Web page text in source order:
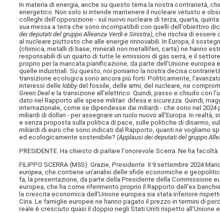
In materia di energia, anche su questo tema la nostra contrarietà,
energetico. Non solo si intende mantenere il nucleare vetusto e
colleghi dell'opposizione - sul nuovo nucleare di terza, quarta,
sua messa a terra che sono incompatibili con quelli dell'obiettivo
dei deputati del gruppo Alleanza Verdi e Sinistra) , che rischia di
al nucleare piuttosto che alle energie rinnovabili. In Europa, il
(chimica, metalli di base, minerali non metalliferi, carta) ne hanno
responsabili di un quarto di tutte le emissioni di gas serra, e il
proprio per la mancata pianificazione, da parte dell'Unione
quelle industriali. Su questo, noi poniamo la nostra decisa
transizione ecologica sono ancora più forti. Politicamente,
interessi dellelobbydel fossile, delle armi, del nucleare, ne
Green Deal e la transizione all'elettrico. Quindi, passo e chiudo con
dato nel Rapporto alle spese militari: difesa e sicurezza. Quindi,
internazionale, come se dipendesse dai miliardi - che sono nel
miliardi di dollari - per assegnare un ruolo nuovo all'Europa. In
e senza proposta sulla politica di pace, sulle politiche di disarmo,
miliardi di euro che sono indicati dal Rapporto, quanti ne vogliamo
ed ecologicamente sostenibile?(Applausi dei deputati del gruppo
PRESIDENTE. Ha chiesto di parlare l'onorevole Scerra. Ne ha facoltà.
FILIPPO SCERRA (M5S). Grazie, Presidente. Il 9 settembre 2024
europea , che contiene un'analisi delle sfide economiche e
fa, la presentazione, da parte della Presidente della Commissione
europea, che ha come riferimento proprio il Rapporto dell'ex
la crescita economica dell'Unione europea sia stata inferiore
Cina. Le famiglie europee ne hanno pagato il prezzo in termini di
reale è cresciuto quasi il doppio negli Stati Uniti rispetto all'Unione